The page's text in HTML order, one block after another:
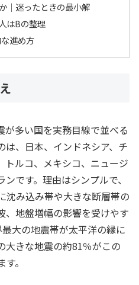
｜迷ったときの最小解
Bの整理
進め方
が多い国を実務目線で並べる
は、日本、インドネシア、チ
トルコ、メキシコ、ニュージ
です。理由はシンプルで、
沈み込み帯や大きな断層帯の
、地盤増幅の影響を受けやす
大の地震帯が太平洋の縁に
大きな地震の約81％がこの
。